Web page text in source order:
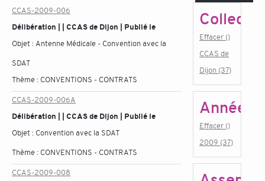
CCAS-2009-006
Délibération | | CCAS de Dijon | Publié le
Objet : Antenne Médicale - Convention avec la
SDAT
Thème : CONVENTIONS - CONTRATS
CCAS-2009-006A
Délibération | | CCAS de Dijon | Publié le
Objet : Convention avec la SDAT
Thème : CONVENTIONS - CONTRATS
CCAS-2009-008
Effacer ()
CCAS de
Dijon (37)
Année
Effacer ()
2009 (37)